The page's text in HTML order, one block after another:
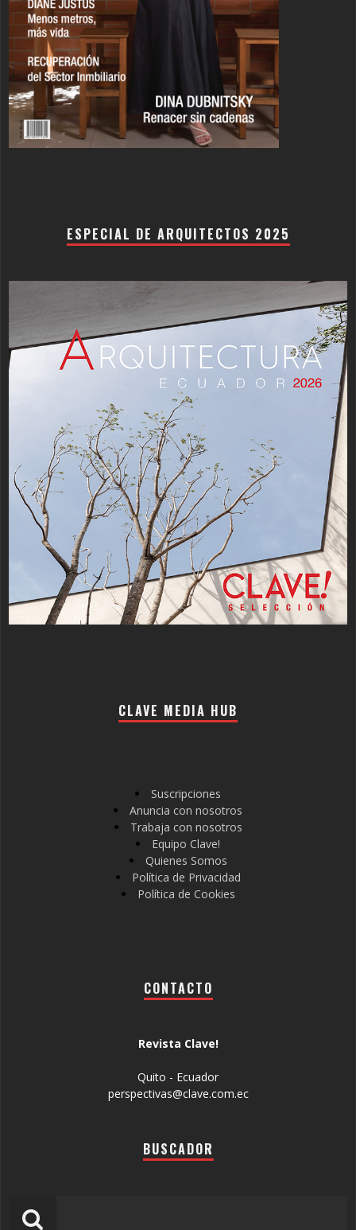
ESPECIAL DE ARQUITECTOS 2025
CLAVE MEDIA HUB
Suscripciones
Anuncia con nosotros
Trabaja con nosotros
Equipo Clave!
Quienes Somos
Política de Privacidad
Política de Cookies
CONTACTO
Revista Clave!
Quito - Ecuador
perspectivas@clave.com.ec
BUSCADOR